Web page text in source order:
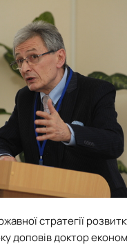
стратегії
доповів доктор